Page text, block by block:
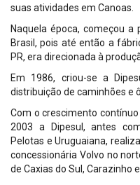
suas atividades em Canoas.
Naquela época, começou a
Brasil, pois até então a
PR, era direcionada à
Em 1986, criou-se a
distribuição de caminhões e
Com o crescimento
2003 a Dipesul, antes
Pelotas e Uruguaiana,
concessionária Volvo no
de Caxias do Sul, Carazinho